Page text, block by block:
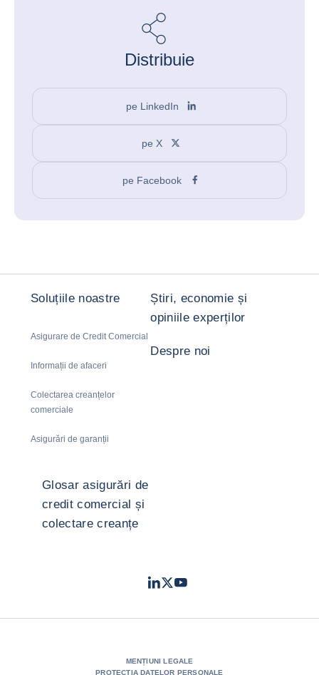
Distribuie
pe LinkedIn
pe X
pe Facebook
Soluțiile noastre
Asigurare de Credit Comercial
Informații de afaceri
Colectarea creanțelor
comerciale
Asigurări de garanții
Știri, economie și
opiniile experților
Despre noi
Glosar asigurări de
credit comercial și
colectare creanțe
LinkedIn
TwitterYoutube
MENȚIUNI LEGALE
PROTECȚIA DATELOR PERSONALE